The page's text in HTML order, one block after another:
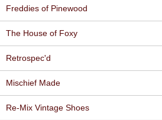
Freddies of Pinewood
The House of Foxy
Retrospec'd
Mischief Made
Re-Mix Vintage Shoes